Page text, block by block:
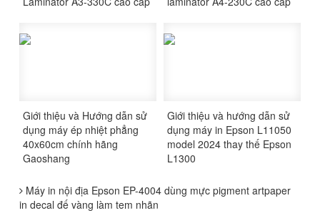
Giới thiệu và Hướng dẫn sử
dụng máy ép nhiệt phẳng
40x60cm chính hãng
Gaoshang
Giới thiệu và hướng dẫn sử
dụng máy in Epson L11050
model 2024 thay thế Epson
L1300
Máy in nội địa Epson EP-4004 dùng mực pigment artpaper
in decal đế vàng làm tem nhãn